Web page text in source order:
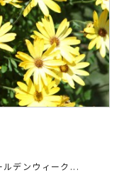
ルデンウィーク...